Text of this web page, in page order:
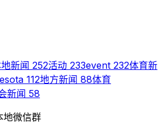
新闻 252活动 233event 232体育新
112地方新闻 88体育
新闻 58
地微信群